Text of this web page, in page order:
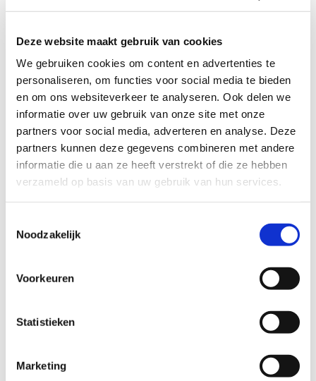
Deze website maakt gebruik van cookies
We gebruiken cookies om content en advertenties te
personaliseren, om functies voor social media te bieden
en om ons websiteverkeer te analyseren. Ook delen we
informatie over uw gebruik van onze site met onze
partners voor social media, adverteren en analyse. Deze
partners kunnen deze gegevens combineren met andere
informatie die u aan ze heeft verstrekt of die ze hebben
verzameld op basis van uw gebruik van hun services.
Noodzakelijk
Voorkeuren
Statistieken
Marketing